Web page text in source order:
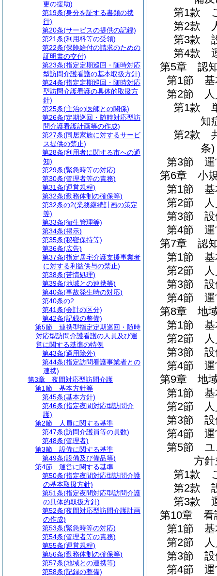
第1款
第2款
第3款
第4款
第5章
認
第1節
第2節
第1款
知
第2款
条)
第3節
第6章
小
第1節
第2節
第3節
第4節
第7章
認
第1節
第2節
第3節
第4節
第8章
地
第1節
第2節
第3節
第4節
第9章
地
第1節
第2節
第3節
第4節
第5節
方
第1款
第2款
第3款
第10章
看
第1節
第2節
第3節
第4節
更の援助)
第19条(身分を証する書類の携
行)
第20条(サービスの提供の記録)
第21条(利用料等の受領)
第22条(保険給付の請求のための
証明書の交付)
第23条(指定定期巡回・随時対応
型訪問介護看護の基本取扱方針)
第24条(指定定期巡回・随時対応
型訪問介護看護の具体的取扱方
針)
第25条(主治の医師との関係)
第26条(定期巡回・随時対応型訪
問介護看護計画等の作成)
第27条(同居家族に対するサービ
ス提供の禁止)
第28条(利用者に関する市への通
知)
第29条(緊急時等の対応)
第30条(管理者等の責務)
第31条(運営規程)
第32条(勤務体制の確保等)
第32条の2(業務継続計画の策定
等)
第33条(衛生管理等)
第34条(掲示)
第35条(秘密保持等)
第36条(広告)
第37条(指定居宅介護支援事業者
に対する利益供与の禁止)
第38条(苦情処理)
第39条(地域との連携等)
第40条(事故発生時の対応)
第40条の2
第41条(会計の区分)
第42条(記録の整備)
第5節
連携型指定定期巡回・随時
対応型訪問介護看護の人員及び運
営に関する基準の特例
第43条(適用除外)
第44条(指定訪問看護事業者との
連携)
第3章
夜間対応型訪問介護
第1節
基本方針等
第45条(基本方針)
第46条(指定夜間対応型訪問介
護)
第2節
人員に関する基準
第47条(訪問介護員等の員数)
第48条(管理者)
第3節
設備に関する基準
第49条(設備及び備品等)
第4節
運営に関する基準
第50条(指定夜間対応型訪問介護
の基本取扱方針)
第51条(指定夜間対応型訪問介護
の具体的取扱方針)
第52条(夜間対応型訪問介護計画
の作成)
第53条(緊急時等の対応)
第54条(管理者等の責務)
第55条(運営規程)
第56条(勤務体制の確保等)
第57条(地域との連携等)
第58条(記録の整備)